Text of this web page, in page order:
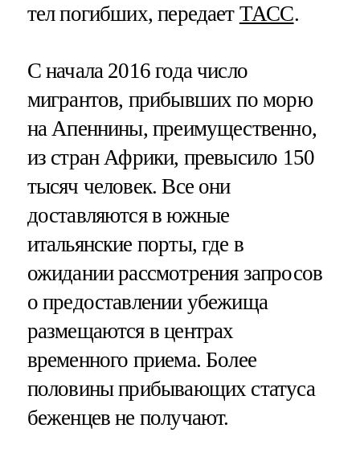
тел погибших, передает ТАСС.
С начала 2016 года число
мигрантов, прибывших по морю
на Апеннины, преимущественно,
из стран Африки, превысило 150
тысяч человек. Все они
доставляются в южные
итальянские порты, где в
ожидании рассмотрения запросов
о предоставлении убежища
размещаются в центрах
временного приема. Более
половины прибывающих статуса
беженцев не получают.